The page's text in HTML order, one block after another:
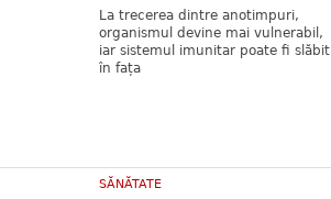
La trecerea dintre anotimpuri,
organismul devine mai vulnerabil,
iar sistemul imunitar poate fi slăbit
în fața
SĂNĂTATE